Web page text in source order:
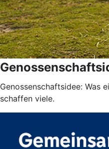
Genossenschaftsidee: Was
schaffen viele.